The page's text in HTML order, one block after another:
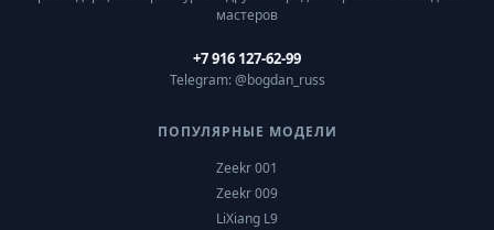
мастеров
+7 916 127-62-99
Telegram: @bogdan_russ
ПОПУЛЯРНЫЕ МОДЕЛИ
Zeekr 001
Zeekr 009
LiXiang L9